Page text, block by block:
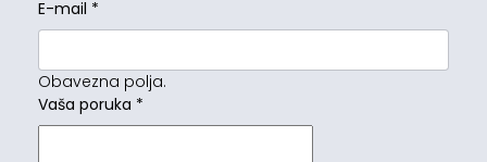
E-mail *
Obavezna polja.
Vaša poruka *